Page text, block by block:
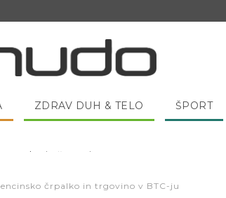
ZDRAV DUH & TELO ŠPORT
pojesti žlico medu?
črpalko in trgovino v BTC-ju